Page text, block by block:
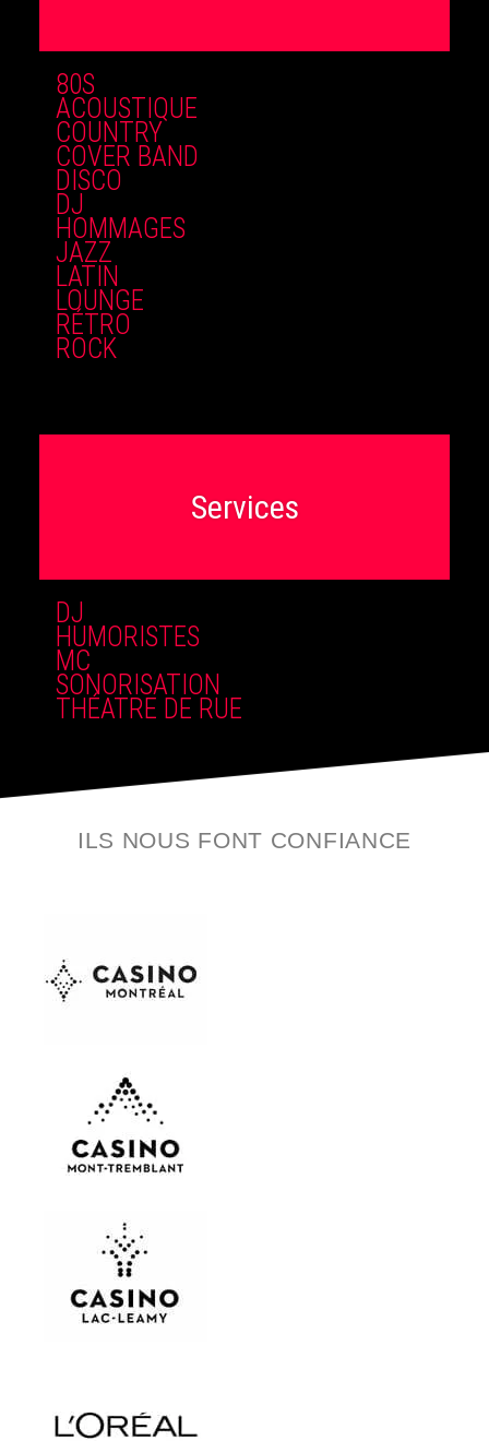
80S
ACOUSTIQUE
COUNTRY
COVER BAND
DISCO
DJ
HOMMAGES
JAZZ
LATIN
LOUNGE
RÉTRO
ROCK
Services
DJ
HUMORISTES
MC
SONORISATION
THÉATRE DE RUE
ILS NOUS FONT CONFIANCE